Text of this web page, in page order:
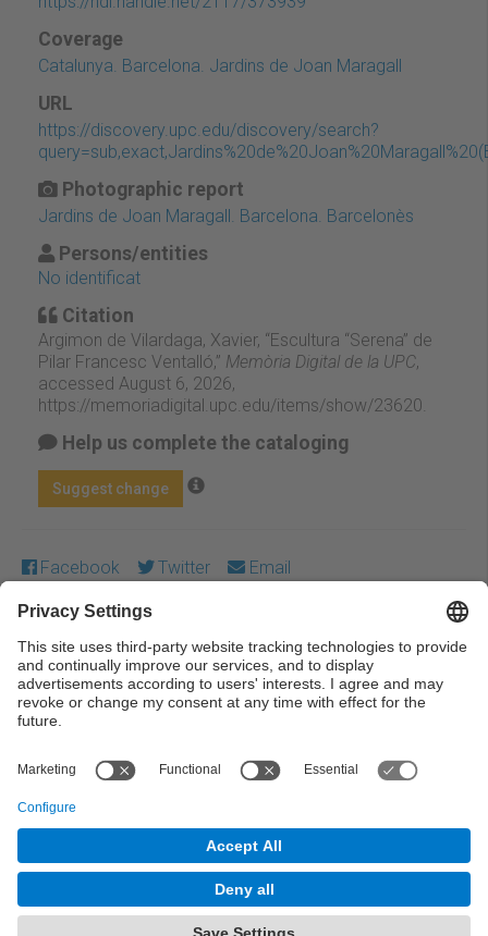
Coverage
Catalunya. Barcelona. Jardins de Joan Maragall
URL
https://discovery.upc.edu/discovery/search?
Photographic report
Jardins de Joan Maragall. Barcelona. Barcelonès
Persons/entities
No identificat
Citation
Argimon de Vilardaga, Xavier, “Escultura “Serena” de
Pilar Francesc Ventalló,” Memòria Digital de la UPC,
accessed August 6, 2026,
https://memoriadigital.upc.edu/items/show/23620
Help us complete the cataloging
Suggest change
Facebook Twitter Email
Except where otherwise noted, content on this work is
licensed under a Creative Commons license:Attribution-
NonCommercial-NoDerivs 4.0 Generic
© UPC Universitat Politècnica de Catalunya ·
BarcelonaTech